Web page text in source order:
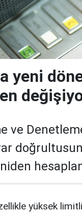
yeni
ve
yüksek